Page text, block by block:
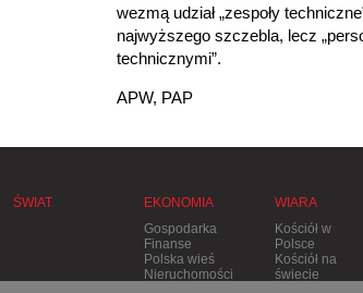
wezmą udział „zespoły
najwyższego szczebla, lecz
technicznymi”.
APW, PAP
ŚWIAT
EKONOMIA
Gospodarka
Finanse
Polska wieś
Nieruchomości
WIARA
Kościół w
Polsce
Kościół na
świecie